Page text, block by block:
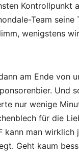
Kontrollpunkt
Team
wenigstens
am Ende von
Und
nur wenige
für die
kann man
Geht kaum